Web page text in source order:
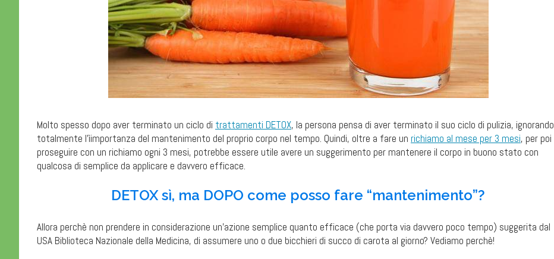
Molto spesso dopo aver terminato un ciclo di trattamenti DETOX, la persona pensa di aver terminato il suo ciclo di pulizia, ignorando
totalmente l’ìimportanza del mantenimento del proprio corpo nel tempo. Quindi, oltre a fare un richiamo al mese per 3 mesi, per poi
proseguire con un richiamo ogni 3 mesi, potrebbe essere utile avere un suggerimento per mantenere il corpo in buono stato con
qualcosa di semplice da applicare e davvero efficace.
DETOX sì, ma DOPO come posso fare “mantenimento”?
Allora perchè non prendere in considerazione un’azione semplice quanto efficace (che porta via davvero poco tempo) suggerita dal
USA Biblioteca Nazionale della Medicina, di assumere uno o due bicchieri di succo di carota al giorno? Vediamo perchè!